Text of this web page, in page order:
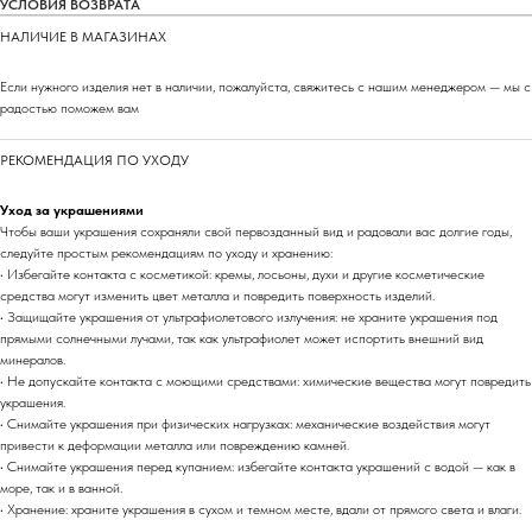
УСЛОВИЯ ВОЗВРАТА
НАЛИЧИЕ В МАГАЗИНАХ
Если нужного изделия нет в наличии, пожалуйста, свяжитесь с нашим менеджером — мы с
радостью поможем вам
РЕКОМЕНДАЦИЯ ПО УХОДУ
Уход за украшениями
Чтобы ваши украшения сохраняли свой первозданный вид и радовали вас долгие годы,
следуйте простым рекомендациям по уходу и хранению:
• Избегайте контакта с косметикой: кремы, лосьоны, духи и другие косметические
средства могут изменить цвет металла и повредить поверхность изделий.
• Защищайте украшения от ультрафиолетового излучения: не храните украшения под
прямыми солнечными лучами, так как ультрафиолет может испортить внешний вид
минералов.
• Не допускайте контакта с моющими средствами: химические вещества могут повредить
украшения.
• Снимайте украшения при физических нагрузках: механические воздействия могут
привести к деформации металла или повреждению камней.
• Снимайте украшения перед купанием: избегайте контакта украшений с водой — как в
море, так и в ванной.
• Хранение: храните украшения в сухом и темном месте, вдали от прямого света и влаги.